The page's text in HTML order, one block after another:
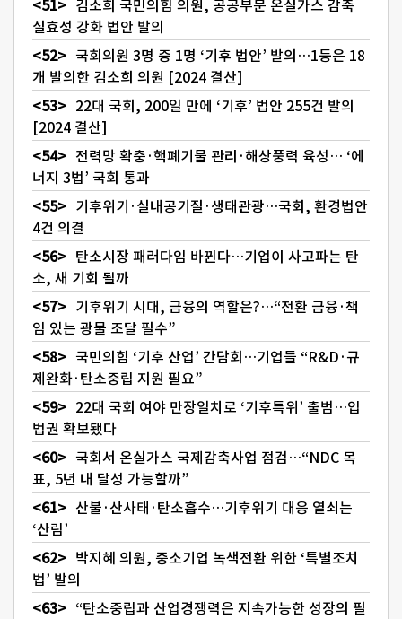
김소희 국민의힘 의원, 공공부문 온실가스 감축
실효성 강화 법안 발의
국회의원 3명 중 1명 ‘기후 법안’ 발의…1등은 18
개 발의한 김소희 의원 [2024 결산]
22대 국회, 200일 만에 ‘기후’ 법안 255건 발의
[2024 결산]
전력망 확충·핵폐기물 관리·해상풍력 육성… ‘에
너지 3법’ 국회 통과
기후위기·실내공기질·생태관광…국회, 환경법안
4건 의결
탄소시장 패러다임 바뀐다…기업이 사고파는 탄
소, 새 기회 될까
기후위기 시대, 금융의 역할은?…“전환 금융·책
임 있는 광물 조달 필수”
국민의힘 ‘기후 산업’ 간담회…기업들 “R&D·규
제완화·탄소중립 지원 필요”
22대 국회 여야 만장일치로 ‘기후특위’ 출범…입
법권 확보됐다
국회서 온실가스 국제감축사업 점검…“NDC 목
표, 5년 내 달성 가능할까”
산불·산사태·탄소흡수…기후위기 대응 열쇠는
‘산림’
박지혜 의원, 중소기업 녹색전환 위한 ‘특별조치
법’ 발의
“탄소중립과 산업경쟁력은 지속가능한 성장의 필